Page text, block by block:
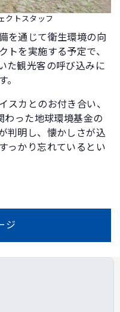
クトスタッフ
を通じて衛生環境の向
トを実施する予定で、
た観光客の呼び込みに
。
スカとのお付き合い、
った地球環境基金の
判明し、懐かしさが込
っかり忘れているとい
ジ